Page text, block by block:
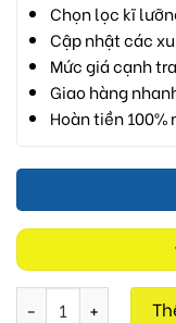
Chọn lọc kĩ
Cập nhật các
Mức giá cạnh
Giao hàng
Hoàn tiền
Thanh Tâm Vĩnh Biệt